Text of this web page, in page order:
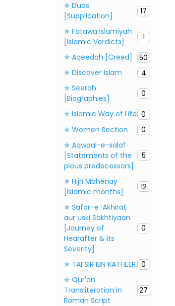
✯ Duas
[Supplication]
17
✯ Fatawa Islamiyah
[Islamic Verdicts]
1
✯ Aqeedah [Creed]
50
✯ Discover Islam
4
✯ Seerah
[Biographies]
0
✯ Islamic Way of Life 0
✯ Women Section
0
✯ Aqwaal-e-salaf
[Statements of the
pious predecessors]
5
✯ Hijrī Mahenay
[Islamic months]
12
✯ Safar-e-Akhirat
aur uski Sakhtiyaan
[Journey of
Hearafter & its
Severity]
0
✯ TAFSIR IBN KATHEER
0
✯ Qur'an
Transliteration in
Roman Script
27